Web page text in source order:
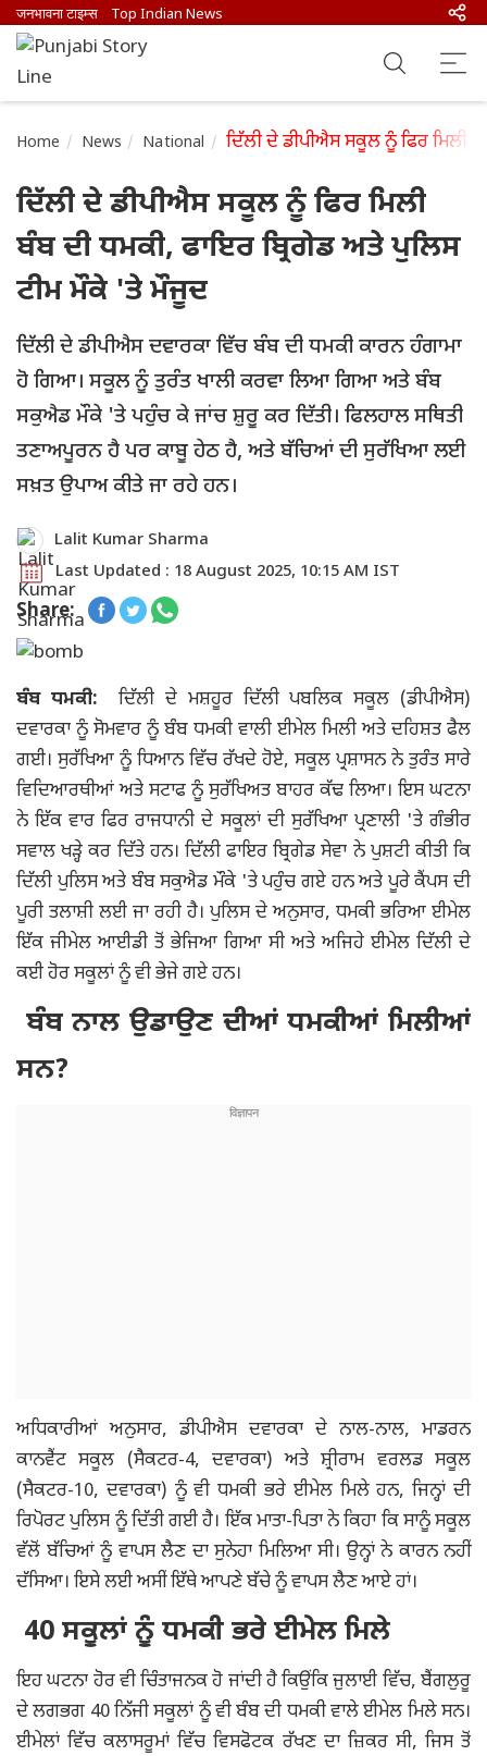
जनभावना टाइम्स Top Indian News
Home News National ਦਿੱਲੀ ਦੇ ਡੀਪੀਐਸ ਸਕੂਲ ਨੂੰ ਫਿਰ ਮਿਲੀ
ਦਿੱਲੀ ਦੇ ਡੀਪੀਐਸ ਸਕੂਲ ਨੂੰ ਫਿਰ ਮਿਲੀ
ਬੰਬ ਦੀ ਧਮਕੀ, ਫਾਇਰ ਬ੍ਰਿਗੇਡ ਅਤੇ ਪੁਲਿਸ
ਟੀਮ ਮੌਕੇ 'ਤੇ ਮੌਜੂਦ
ਦਿੱਲੀ ਦੇ ਡੀਪੀਐਸ ਦਵਾਰਕਾ ਵਿੱਚ ਬੰਬ ਦੀ ਧਮਕੀ ਕਾਰਨ ਹੰਗਾਮਾ
ਹੋ ਗਿਆ। ਸਕੂਲ ਨੂੰ ਤੁਰੰਤ ਖਾਲੀ ਕਰਵਾ ਲਿਆ ਗਿਆ ਅਤੇ ਬੰਬ
ਸਕੁਐਡ ਮੌਕੇ 'ਤੇ ਪਹੁੰਚ ਕੇ ਜਾਂਚ ਸ਼ੁਰੂ ਕਰ ਦਿੱਤੀ। ਫਿਲਹਾਲ ਸਥਿਤੀ
ਤਣਾਅਪੂਰਨ ਹੈ ਪਰ ਕਾਬੂ ਹੇਠ ਹੈ, ਅਤੇ ਬੱਚਿਆਂ ਦੀ ਸੁਰੱਖਿਆ ਲਈ
ਸਖ਼ਤ ਉਪਾਅ ਕੀਤੇ ਜਾ ਰਹੇ ਹਨ।
Lalit Kumar Sharma
Last Updated : 18 August 2025, 10:15 AM IST
Share:
ਬੰਬ ਧਮਕੀ:ਦਿੱਲੀ ਦੇ ਮਸ਼ਹੂਰ ਦਿੱਲੀ ਪਬਲਿਕ ਸਕੂਲ (ਡੀਪੀਐਸ)
ਦਵਾਰਕਾ ਨੂੰ ਸੋਮਵਾਰ ਨੂੰ ਬੰਬ ਧਮਕੀ ਵਾਲੀ ਈਮੇਲ ਮਿਲੀ ਅਤੇ ਦਹਿਸ਼ਤ ਫੈਲ
ਗਈ। ਸੁਰੱਖਿਆ ਨੂੰ ਧਿਆਨ ਵਿੱਚ ਰੱਖਦੇ ਹੋਏ, ਸਕੂਲ ਪ੍ਰਸ਼ਾਸਨ ਨੇ ਤੁਰੰਤ ਸਾਰੇ
ਵਿਦਿਆਰਥੀਆਂ ਅਤੇ ਸਟਾਫ ਨੂੰ ਸੁਰੱਖਿਅਤ ਬਾਹਰ ਕੱਢ ਲਿਆ। ਇਸ ਘਟਨਾ
ਨੇ ਇੱਕ ਵਾਰ ਫਿਰ ਰਾਜਧਾਨੀ ਦੇ ਸਕੂਲਾਂ ਦੀ ਸੁਰੱਖਿਆ ਪ੍ਰਣਾਲੀ 'ਤੇ ਗੰਭੀਰ
ਸਵਾਲ ਖੜ੍ਹੇ ਕਰ ਦਿੱਤੇ ਹਨ। ਦਿੱਲੀ ਫਾਇਰ ਬ੍ਰਿਗੇਡ ਸੇਵਾ ਨੇ ਪੁਸ਼ਟੀ ਕੀਤੀ ਕਿ
ਦਿੱਲੀ ਪੁਲਿਸ ਅਤੇ ਬੰਬ ਸਕੁਐਡ ਮੌਕੇ 'ਤੇ ਪਹੁੰਚ ਗਏ ਹਨ ਅਤੇ ਪੂਰੇ ਕੈਂਪਸ ਦੀ
ਪੂਰੀ ਤਲਾਸ਼ੀ ਲਈ ਜਾ ਰਹੀ ਹੈ। ਪੁਲਿਸ ਦੇ ਅਨੁਸਾਰ, ਧਮਕੀ ਭਰਿਆ ਈਮੇਲ
ਇੱਕ ਜੀਮੇਲ ਆਈਡੀ ਤੋਂ ਭੇਜਿਆ ਗਿਆ ਸੀ ਅਤੇ ਅਜਿਹੇ ਈਮੇਲ ਦਿੱਲੀ ਦੇ
ਕਈ ਹੋਰ ਸਕੂਲਾਂ ਨੂੰ ਵੀ ਭੇਜੇ ਗਏ ਹਨ।
ਬੰਬ ਨਾਲ ਉਡਾਉਣ ਦੀਆਂ ਧਮਕੀਆਂ ਮਿਲੀਆਂ
ਸਨ?
ਅਧਿਕਾਰੀਆਂ ਅਨੁਸਾਰ, ਡੀਪੀਐਸ ਦਵਾਰਕਾ ਦੇ ਨਾਲ-ਨਾਲ, ਮਾਡਰਨ
ਕਾਨਵੈਂਟ ਸਕੂਲ (ਸੈਕਟਰ-4, ਦਵਾਰਕਾ) ਅਤੇ ਸ਼੍ਰੀਰਾਮ ਵਰਲਡ ਸਕੂਲ
(ਸੈਕਟਰ-10, ਦਵਾਰਕਾ) ਨੂੰ ਵੀ ਧਮਕੀ ਭਰੇ ਈਮੇਲ ਮਿਲੇ ਹਨ, ਜਿਨ੍ਹਾਂ ਦੀ
ਰਿਪੋਰਟ ਪੁਲਿਸ ਨੂੰ ਦਿੱਤੀ ਗਈ ਹੈ। ਇੱਕ ਮਾਤਾ-ਪਿਤਾ ਨੇ ਕਿਹਾ ਕਿ ਸਾਨੂੰ ਸਕੂਲ
ਵੱਲੋਂ ਬੱਚਿਆਂ ਨੂੰ ਵਾਪਸ ਲੈਣ ਦਾ ਸੁਨੇਹਾ ਮਿਲਿਆ ਸੀ। ਉਨ੍ਹਾਂ ਨੇ ਕਾਰਨ ਨਹੀਂ
ਦੱਸਿਆ। ਇਸੇ ਲਈ ਅਸੀਂ ਇੱਥੇ ਆਪਣੇ ਬੱਚੇ ਨੂੰ ਵਾਪਸ ਲੈਣ ਆਏ ਹਾਂ।
40 ਸਕੂਲਾਂ ਨੂੰ ਧਮਕੀ ਭਰੇ ਈਮੇਲ ਮਿਲੇ
ਇਹ ਘਟਨਾ ਹੋਰ ਵੀ ਚਿੰਤਾਜਨਕ ਹੋ ਜਾਂਦੀ ਹੈ ਕਿਉਂਕਿ ਜੁਲਾਈ ਵਿੱਚ, ਬੈਂਗਲੁਰੂ
ਦੇ ਲਗਭਗ 40 ਨਿੱਜੀ ਸਕੂਲਾਂ ਨੂੰ ਵੀ ਬੰਬ ਦੀ ਧਮਕੀ ਵਾਲੇ ਈਮੇਲ ਮਿਲੇ ਸਨ।
ਈਮੇਲਾਂ ਵਿੱਚ ਕਲਾਸਰੂਮਾਂ ਵਿੱਚ ਵਿਸਫੋਟਕ ਰੱਖਣ ਦਾ ਜ਼ਿਕਰ ਸੀ, ਜਿਸ ਤੋਂ